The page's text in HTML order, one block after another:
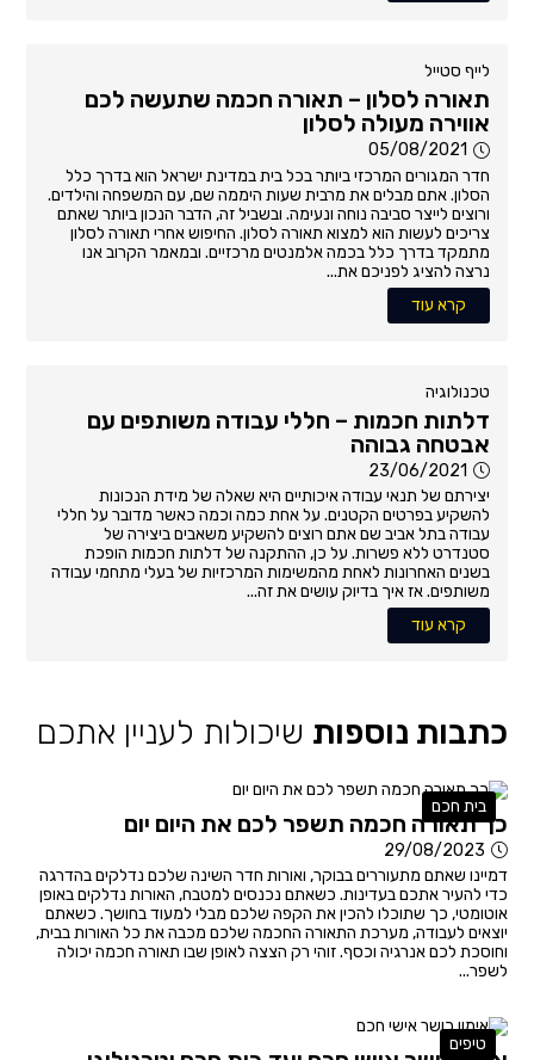
לייף סטייל
תאורה לסלון – תאורה חכמה שתעשה לכם
אווירה מעולה לסלון
05/08/2021
חדר המגורים המרכזי ביותר בכל בית במדינת ישראל הוא בדרך כלל
הסלון. אתם מבלים את מרבית שעות היממה שם, עם המשפחה והילדים.
ורוצים לייצר סביבה נוחה ונעימה. ובשביל זה, הדבר הנכון ביותר שאתם
צריכים לעשות הוא למצוא תאורה לסלון. החיפוש אחרי תאורה לסלון
מתמקד בדרך כלל בכמה אלמנטים מרכזיים. ובמאמר הקרוב אנו
נרצה להציג לפניכם את...
קרא עוד
טכנולוגיה
דלתות חכמות – חללי עבודה משותפים עם
אבטחה גבוהה
23/06/2021
יצירתם של תנאי עבודה איכותיים היא שאלה של מידת הנכונות
להשקיע בפרטים הקטנים. על אחת כמה וכמה כאשר מדובר על חללי
עבודה בתל אביב שם אתם רוצים להשקיע משאבים ביצירה של
סטנדרט ללא פשרות. על כן, ההתקנה של דלתות חכמות הופכת
בשנים האחרונות לאחת מהמשימות המרכזיות של בעלי מתחמי עבודה
משותפים. אז איך בדיוק עושים את זה...
קרא עוד
כתבות נוספות שיכולות לעניין אתכם
בית חכם
כך תאורה חכמה תשפר לכם את היום יום
29/08/2023
דמיינו שאתם מתעוררים בבוקר, ואורות חדר השינה שלכם נדלקים בהדרגה
כדי להעיר אתכם בעדינות. כשאתם נכנסים למטבח, האורות נדלקים באופן
אוטומטי, כך שתוכלו להכין את הקפה שלכם מבלי למעוד בחושך. כשאתם
יוצאים לעבודה, מערכת התאורה החכמה שלכם מכבה את כל האורות בבית,
וחוסכת לכם אנרגיה וכסף. זוהי רק הצצה לאופן שבו תאורה חכמה יכולה
לשפר...
טיפים